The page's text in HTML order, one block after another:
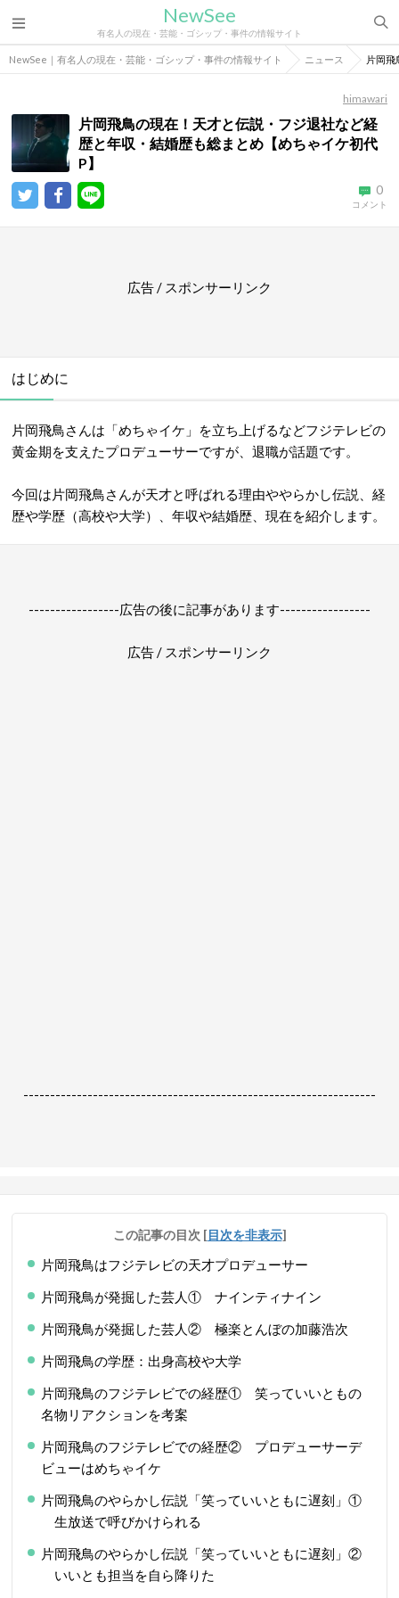
NewSee
有名人の現在・芸能・ゴシップ・事件の情報サイト
NewSee｜有名人の現在・芸能・ゴシップ・事件の情報サイト ニュース 片岡
himawari
片岡飛鳥の現在！天才と伝説・フジ退社など経
歴と年収・結婚歴も総まとめ【めちゃイケ初代
P】
0
コメント
広告 / スポンサーリンク
はじめに
片岡飛鳥さんは「めちゃイケ」を立ち上げるなどフジテレビの
黄金期を支えたプロデューサーですが、退職が話題です。
今回は片岡飛鳥さんが天才と呼ばれる理由ややらかし伝説、経
歴や学歴（高校や大学）、年収や結婚歴、現在を紹介します。
-----------------広告の後に記事があります-----------------
広告 / スポンサーリンク
------------------------------------------------------------------
この記事の目次 [目次を非表示]
片岡飛鳥はフジテレビの天才プロデューサー
片岡飛鳥が発掘した芸人① ナインティナイン
片岡飛鳥が発掘した芸人② 極楽とんぼの加藤浩次
片岡飛鳥の学歴：出身高校や大学
片岡飛鳥のフジテレビでの経歴① 笑っていいともの
名物リアクションを考案
片岡飛鳥のフジテレビでの経歴② プロデューサーデ
ビューはめちゃイケ
片岡飛鳥のやらかし伝説「笑っていいともに遅刻」①
生放送で呼びかけられる
片岡飛鳥のやらかし伝説「笑っていいともに遅刻」②
いいとも担当を自ら降りた